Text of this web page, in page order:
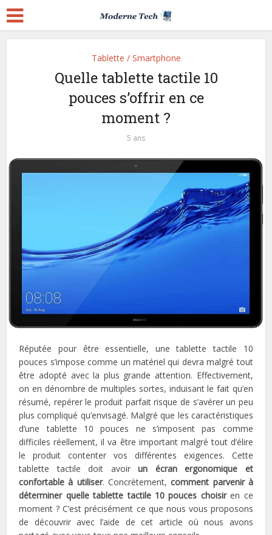
Tablette / Smartphone
Quelle tablette tactile 10
pouces s’offrir en ce
moment ?
5 ans
Réputée pour être essentielle, une tablette tactile 10
pouces s’impose comme un matériel qui devra malgré tout
être adopté avec la plus grande attention. Effectivement,
on en dénombre de multiples sortes, induisant le fait qu’en
résumé, repérer le produit parfait risque de s’avérer un peu
plus compliqué qu’envisagé. Malgré que les caractéristiques
d’une tablette 10 pouces ne s’imposent pas comme
difficiles réellement, il va être important malgré tout d’élire
le produit contenter vos différentes exigences. Cette
tablette tactile doit avoirun écran ergonomique et
confortable à utiliser. Concrètement,comment parvenir à
déterminer quelle tablette tactile 10 pouces choisiren ce
moment ? C’est précisément ce que nous vous proposons
de découvrir avec l’aide de cet article où nous avons